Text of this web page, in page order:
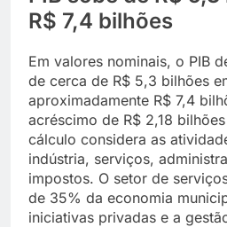
R$ 7,4 bilhões
Em valores nominais, o PIB
de cerca de R$ 5,3 bilhões
aproximadamente R$ 7,4
acréscimo de R$ 2,18
cálculo considera as
indústria, serviços,
impostos. O setor de
de 35% da economia
iniciativas privadas e a